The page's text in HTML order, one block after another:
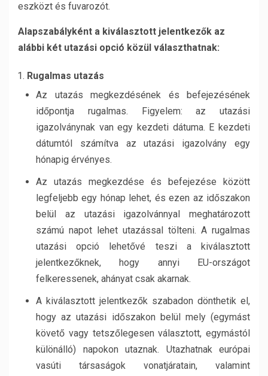
eszközt és fuvarozót.
Alapszabályként a kiválasztott jelentkezők az
alábbi két utazási opció közül választhatnak:
Rugalmas utazás
Az utazás megkezdésének és befejezésének
időpontja rugalmas. Figyelem: az utazási
igazolványnak van egy kezdeti dátuma. E kezdeti
dátumtól számítva az utazási igazolvány egy
hónapig érvényes.
Az utazás megkezdése és befejezése között
legfeljebb egy hónap lehet, és ezen az időszakon
belül az utazási igazolvánnyal meghatározott
számú napot lehet utazással tölteni. A rugalmas
utazási opció lehetővé teszi a kiválasztott
jelentkezőknek, hogy annyi EU-országot
felkeressenek, ahányat csak akarnak.
A kiválasztott jelentkezők szabadon dönthetik el,
hogy az utazási időszakon belül mely (egymást
követő vagy tetszőlegesen választott, egymástól
különálló) napokon utaznak. Utazhatnak európai
vasúti társaságok vonatjáratain, valamint